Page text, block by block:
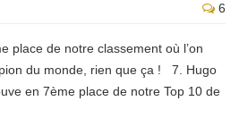
6
place de notre classement où l’on
du monde, rien que ça ! 7. Hugo
en 7ème place de notre Top 10 de